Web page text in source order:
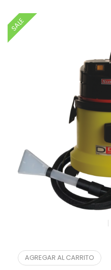
SALE
AGREGAR AL CARRITO